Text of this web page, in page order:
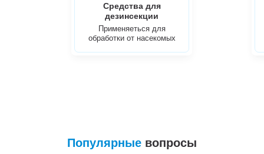
Средства для
дезинсекции
Применяеться для
обработки от насекомых
Популярныевопросы